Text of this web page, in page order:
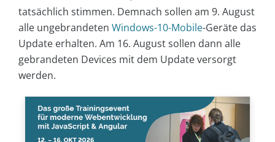
tatsächlich stimmen. Demnach sollen am 9. August
alle ungebrandeten Windows-10-Mobile-Geräte das
Update erhalten. Am 16. August sollen dann alle
gebrandeten Devices mit dem Update versorgt
werden.